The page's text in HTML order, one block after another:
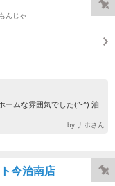
んじゃ
ームな雰囲気でした(^-^) 泊
by ナホさん
今治南店